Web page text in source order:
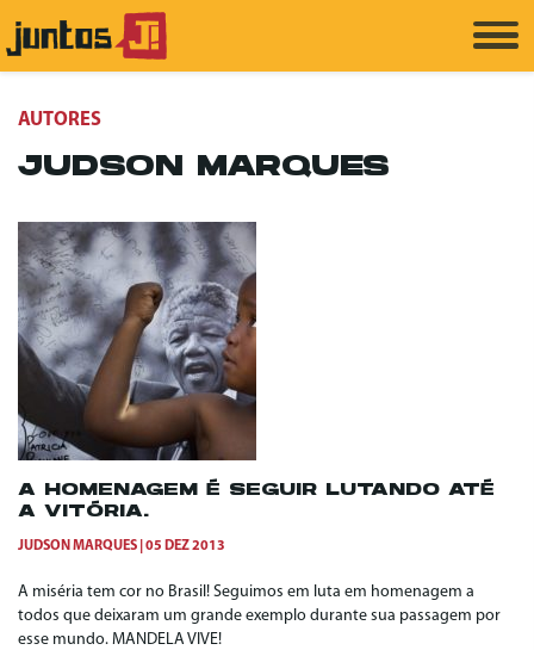
AUTORES
JUDSON MARQUES
A HOMENAGEM É SEGUIR LUTANDO ATÉ
A VITÓRIA.
JUDSON MARQUES 05 DEZ 2013
A miséria tem cor no Brasil! Seguimos em luta em homenagem a
todos que deixaram um grande exemplo durante sua passagem por
esse mundo. MANDELA VIVE!